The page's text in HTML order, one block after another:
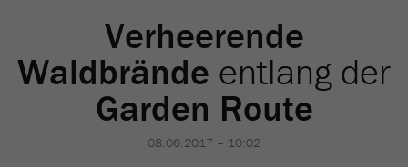
Verheerende
Waldbrände entlang der
Garden Route
08.06.2017 – 10:02